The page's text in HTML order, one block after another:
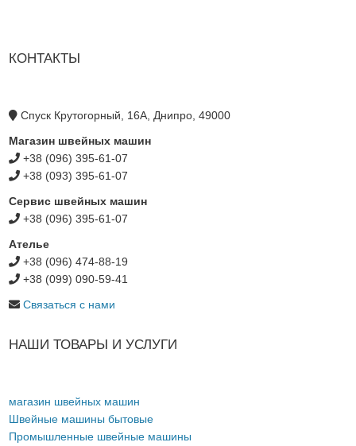
КОНТАКТЫ
Спуск Крутогорный, 16А, Днипро, 49000
Магазин швейных машин
+38 (096) 395-61-07
+38 (093) 395-61-07
Сервис швейных машин
+38 (096) 395-61-07
Ателье
+38 (096) 474-88-19
+38 (099) 090-59-41
Связаться с нами
НАШИ ТОВАРЫ И УСЛУГИ
магазин швейных машин
Швейные машины бытовые
Промышленные швейные машины